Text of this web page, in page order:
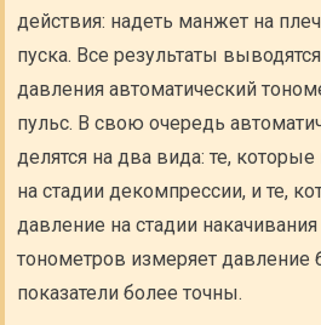
действия: надеть манжет на
пуска. Все результаты
давления автоматический
пульс. В свою очередь
делятся на два вида: те,
на стадии декомпрессии, и те,
давление на стадии
тонометров измеряет давление
показатели более точны.